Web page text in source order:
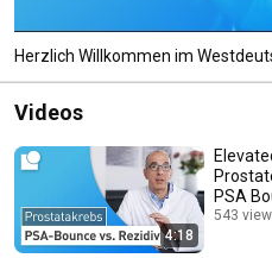
Herzlich Willkommen im
Videos
4:18
PSA
543